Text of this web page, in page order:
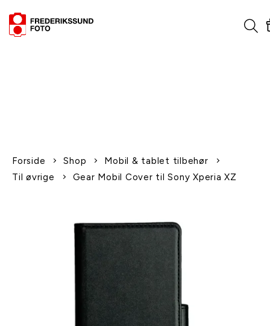
Forside Shop
Mobil & tablet tilbehør
Til øvrige
Gear Mobil Cover til Sony Xperia XZ